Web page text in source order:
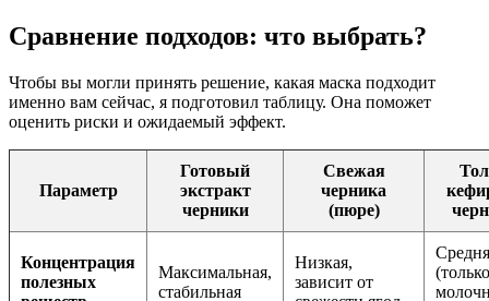
Сравнение подходов: что выбрать?
Чтобы вы могли принять решение, какая маска подходит
именно вам сейчас, я подготовил таблицу. Она поможет
оценить риски и ожидаемый эффект.
Параметр
Готовый
экстракт
черники
Свежая
черника
(пюре)
Концентрация
полезных
Максимальная,
стабильная
Низкая,
зависит от
(только